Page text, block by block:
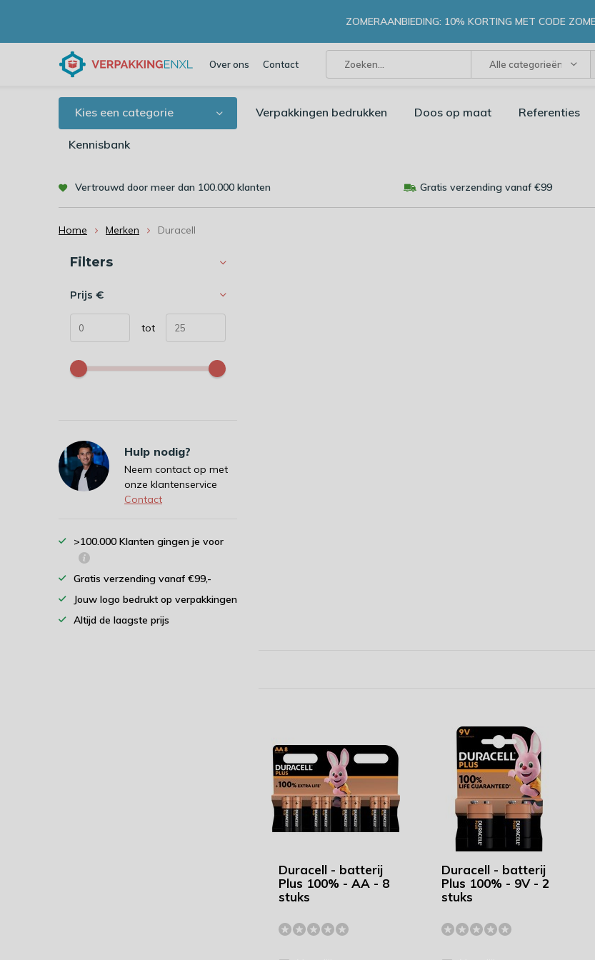
Over ons Contact Alle categorieën
ZOMERAANBIEDING: 10% KORTING MET CODE
Kies een categorie Verpakkingen bedrukken Doos op maat Referenties
Kennisbank
Vertrouwd door meer dan 100.000 klanten Gratis verzending vanaf €99
Home Merken Duracell
Duracell - batterij
Plus 100% - AA - 8
stuks
Duracell - batterij
Plus 100% - 9V - 2
stuks
Sorteren op:
Filters
Prijs €
tot
Hulp nodig?
Neem contact op met
onze klantenservice
Contact
>100.000 Klanten gingen je voor
Gratis verzending vanaf €99,-
Jouw logo bedrukt op verpakkingen
Altijd de laagste prijs